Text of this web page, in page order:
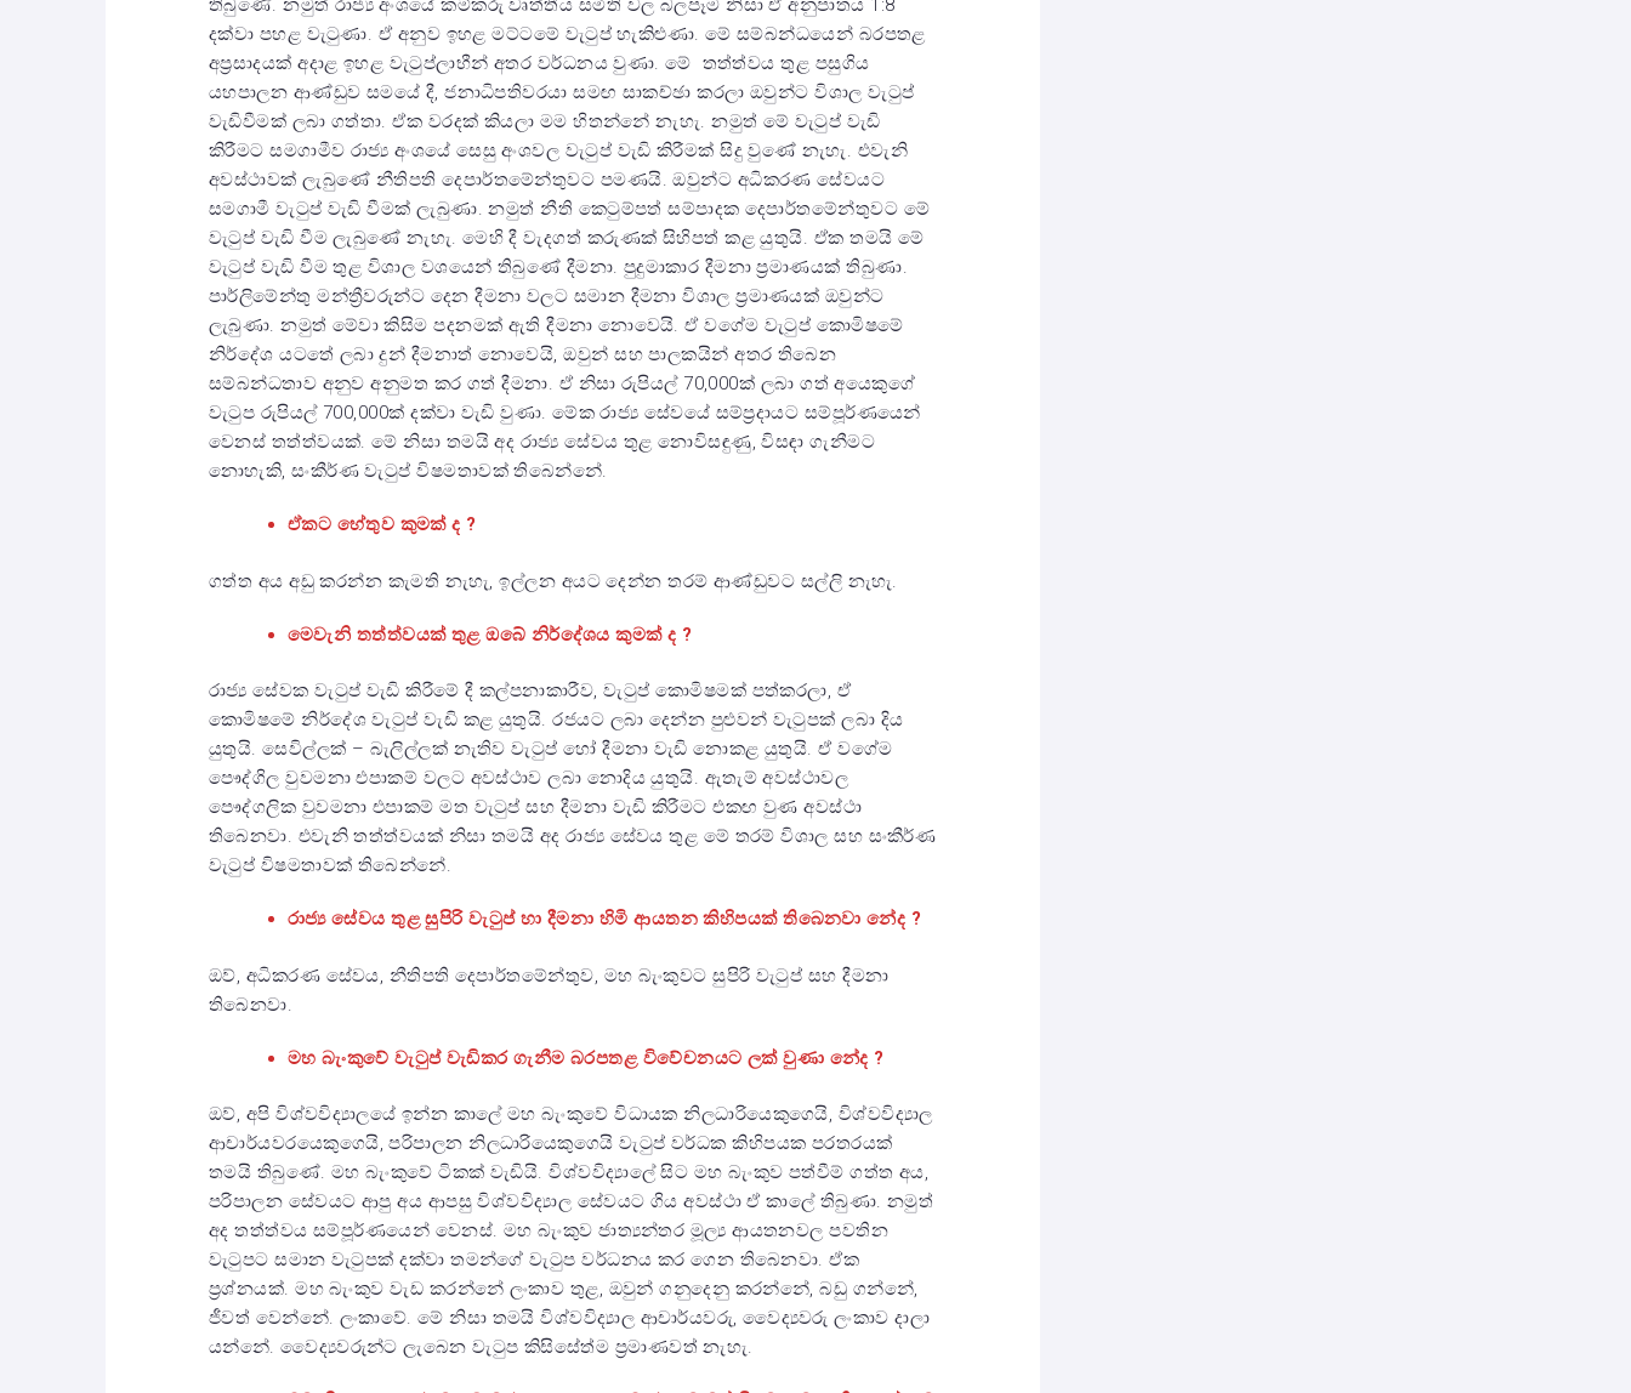
තිබුණේ. නමුත් රාජ්‍ය අංශයේ කම්කරු වෘත්තීය සමිති වල බලපෑම නිසා ඒ අනුපාතය 1:8
දක්වා පහළ වැටුණා. ඒ අනුව ඉහළ මට්ටමේ වැටුප් හැකිළුණා. මේ සම්බන්ධයෙන් බරපතළ
අප්‍රසාදයක් අදාළ ඉහළ වැටුප්ලාභීන් අතර වර්ධනය වුණා. මේ තත්ත්වය තුළ පසුගිය
යහපාලන ආණ්ඩුව සමයේ දී, ජනාධිපතිවරයා සමඟ සාකච්ඡා කරලා ඔවුන්ට විශාල වැටුප්
වැඩිවීමක් ලබා ගත්තා. ඒක වරදක් කියලා මම හිතන්නේ නැහැ. නමුත් මේ වැටුප් වැඩි
කිරීමට සමගාමීව රාජ්‍ය අංශයේ සෙසු අංශවල වැටුප් වැඩි කිරීමක් සිදු වුණේ නැහැ. එවැනි
අවස්ථාවක් ලැබුණේ නීතිපති දෙපාර්තමේන්තුවට පමණයි. ඔවුන්ට අධිකරණ සේවයට
සමගාමී වැටුප් වැඩි වීමක් ලැබුණා. නමුත් නීති කෙටුම්පත් සම්පාදක දෙපාර්තමේන්තුවට මේ
වැටුප් වැඩි වීම ලැබුණේ නැහැ. මෙහි දී වැදගත් කරුණක් සිහිපත් කළ යුතුයි. ඒක තමයි මේ
වැටුප් වැඩි වීම තුළ විශාල වශයෙන් තිබුණේ දීමනා. පුදුමාකාර දීමනා ප්‍රමාණයක් තිබුණා.
පාර්ලිමේන්තු මන්ත්‍රීවරුන්ට දෙන දීමනා වලට සමාන දීමනා විශාල ප්‍රමාණයක් ඔවුන්ට
ලැබුණා. නමුත් මේවා කිසිම පදනමක් ඇති දීමනා නොවෙයි. ඒ වගේම වැටුප් කොමිෂමේ
නිර්දේශ යටතේ ලබා දුන් දීමනාත් නොවෙයි, ඔවුන් සහ පාලකයින් අතර තිබෙන
සම්බන්ධතාව අනුව අනුමත කර ගත් දීමනා. ඒ නිසා රුපියල් 70,000ක් ලබා ගත් අයෙකුගේ
වැටුප රුපියල් 700,000ක් දක්වා වැඩි වුණා. මේක රාජ්‍ය සේවයේ සම්ප්‍රදායට සම්පූර්ණයෙන්
වෙනස් තත්ත්වයක්. මේ නිසා තමයි අද රාජ්‍ය සේවය තුළ නොවිසඳුණු, විසඳා ගැනීමට
නොහැකි, සංකීර්ණ වැටුප් විෂමතාවක් තිබෙන්නේ.
ඒකට හේතුව කුමක් ද ?
ගත්ත අය අඩු කරන්න කැමති නැහැ, ඉල්ලන අයට දෙන්න තරම් ආණ්ඩුවට සල්ලි නැහැ.
මෙවැනි තත්ත්වයක් තුළ ඔබේ නිර්දේශය කුමක් ද ?
රාජ්‍ය සේවක වැටුප් වැඩි කිරීමේ දී කල්පනාකාරීව, වැටුප් කොමිෂමක් පත්කරලා, ඒ
කොමිෂමේ නිර්දේශ වැටුප් වැඩි කළ යුතුයි. රජයට ලබා දෙන්න පුළුවන් වැටුපක් ලබා දිය
යුතුයි. සෙවිල්ලක් – බැලිල්ලක් නැතිව වැටුප් හෝ දීමනා වැඩි නොකළ යුතුයි. ඒ වගේම
පෞද්ගිල වුවමනා එපාකම් වලට අවස්ථාව ලබා නොදිය යුතුයි. ඇතැම් අවස්ථාවල
පෞද්ගලික වුවමනා එපාකම් මත වැටුප් සහ දීමනා වැඩි කිරීමට එකඟ වුණ අවස්ථා
තිබෙනවා. එවැනි තත්ත්වයක් නිසා තමයි අද රාජ්‍ය සේවය තුළ මේ තරම් විශාල සහ සංකීර්ණ
වැටුප් විෂමතාවක් තිබෙන්නේ.
රාජ්‍ය සේවය තුළ සුපිරි වැටුප් හා දීමනා හිමි ආයතන කිහිපයක් තිබෙනවා නේද ?
ඔව්, අධිකරණ සේවය, නීතිපති දෙපාර්තමේන්තුව, මහ බැංකුවට සුපිරි වැටුප් සහ දීමනා
තිබෙනවා.
මහ බැංකුවේ වැටුප් වැඩිකර ගැනීම බරපතළ විවේචනයට ලක් වුණා නේද ?
ඔව්, අපි විශ්වවිද්‍යාලයේ ඉන්න කාලේ මහ බැංකුවේ විධායක නිලධාරියෙකුගෙයි, විශ්වවිද්‍යාල
ආචාර්යවරයෙකුගෙයි, පරිපාලන නිලධාරියෙකුගෙයි වැටුප් වර්ධක කිහිපයක පරතරයක්
තමයි තිබුණේ. මහ බැංකුවේ ටිකක් වැඩියි. විශ්වවිද්‍යාලේ සිට මහ බැංකුව පත්වීම් ගත්ත අය,
පරිපාලන සේවයට ආපු අය ආපසු විශ්වවිද්‍යාල සේවයට ගිය අවස්ථා ඒ කාලේ තිබුණා. නමුත්
අද තත්ත්වය සම්පූර්ණයෙන් වෙනස්. මහ බැංකුව ජාත්‍යන්තර මූල්‍ය ආයතනවල පවතින
වැටුපට සමාන වැටුපක් දක්වා තමන්ගේ වැටුප වර්ධනය කර ගෙන තිබෙනවා. ඒක
ප්‍රශ්නයක්. මහ බැංකුව වැඩ කරන්නේ ලංකාව තුළ, ඔවුන් ගනුදෙනු කරන්නේ, බඩු ගන්නේ,
ජීවත් වෙන්නේ. ලංකාවේ. මේ නිසා තමයි විශ්වවිද්‍යාල ආචාර්යවරු, වෛද්‍යවරු ලංකාව දාලා
යන්නේ. වෛද්‍යවරුන්ට ලැබෙන වැටුප කිසිසේත්ම ප්‍රමාණවත් නැහැ.